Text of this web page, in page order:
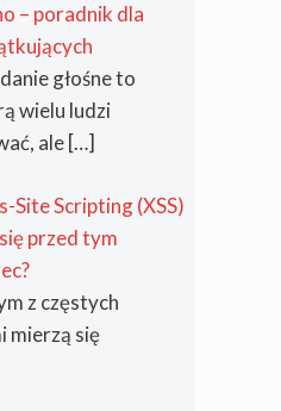
– poradnik dla
głośne to
wielu ludzi
ale […]
Site Scripting (XSS)
przed tym
z częstych
mierzą się